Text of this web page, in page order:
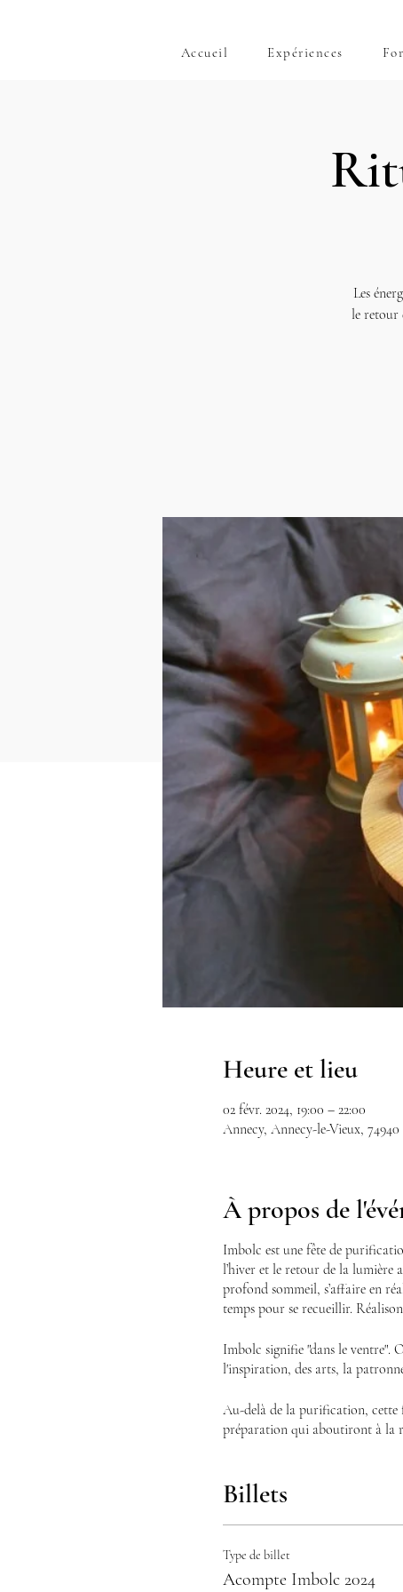
Accueil Expériences
Les
le retour
Heure et lieu
02 févr. 2024, 19:00 – 22:00
Annecy, Annecy-le-Vieux,
À propos de
Imbolc est une fête de
l’hiver et le retour de la lumière
profond sommeil, s’affaire en
temps pour se recueillir.
Imbolc signifie "dans le ventre".
l'inspiration, des arts, la
Au-delà de la purification, cette
préparation qui aboutiront à la
Au programme :
- Réalisation d'une eau lustrale
- Fabrication d'une bougie pour
Billets
Type de billet
Acompte Imbolc 2024